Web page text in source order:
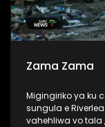
Zama Zama
Migingiriko ya ku cela migodi hi va zamazama yi tlhele yi
sungula e
vahehliwa vo tala ,kambe ku famba